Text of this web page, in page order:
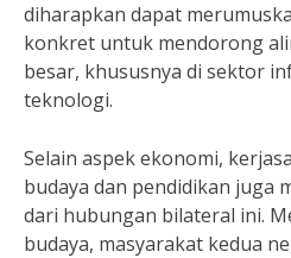
diharapkan dapat
konkret untuk mendorong
besar, khususnya di sektor
teknologi.
Selain aspek ekonomi,
budaya dan pendidikan juga
dari hubungan bilateral ini.
budaya, masyarakat kedua